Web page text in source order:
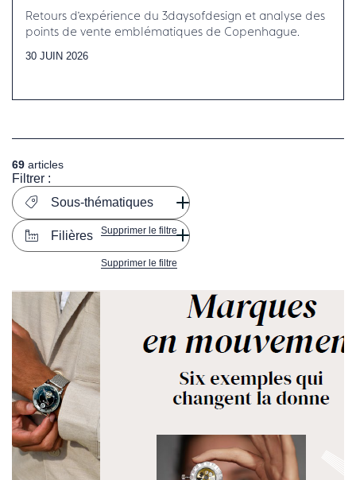
Retours d’expérience du 3daysofdesign et analyse des
points de vente emblématiques de Copenhague.
30 JUIN 2026
69 articles
Filtrer :
Sous-thématiques
Supprimer le filtre
Filières
Supprimer le filtre